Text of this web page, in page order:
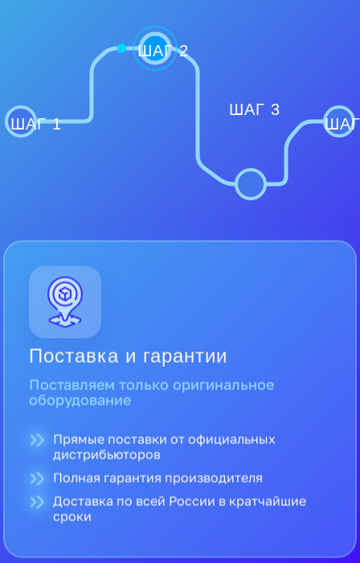
ШАГ 1
ШАГ 2
ШАГ 3
Поставка и гарантии
Поставляем только оригинальное
оборудование
Прямые поставки от официальных
дистрибьюторов
Полная гарантия производителя
Доставка по всей России в кратчайшие
сроки